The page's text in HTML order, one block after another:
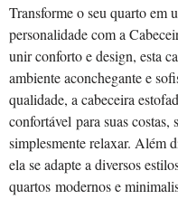
Transforme o seu quarto em
personalidade com a
unir conforto e design, esta
ambiente aconchegante e
qualidade, a cabeceira
confortável para suas
simplesmente relaxar. Além
ela se adapte a diversos
quartos modernos e